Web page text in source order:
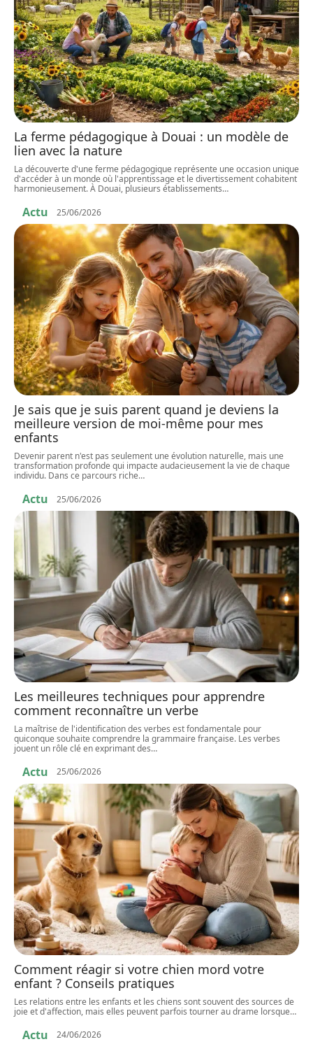
La ferme pédagogique à Douai : un modèle de
lien avec la nature
La découverte d'une ferme pédagogique représente une occasion unique
d'accéder à un monde où l'apprentissage et le divertissement cohabitent
harmonieusement. À Douai, plusieurs établissements…
Actu 25/06/2026
Je sais que je suis parent quand je deviens la
meilleure version de moi-même pour mes
enfants
Devenir parent n'est pas seulement une évolution naturelle, mais une
transformation profonde qui impacte audacieusement la vie de chaque
individu. Dans ce parcours riche…
Actu 25/06/2026
Les meilleures techniques pour apprendre
comment reconnaître un verbe
La maîtrise de l'identification des verbes est fondamentale pour
quiconque souhaite comprendre la grammaire française. Les verbes
jouent un rôle clé en exprimant des…
Actu 25/06/2026
Comment réagir si votre chien mord votre
enfant ? Conseils pratiques
Les relations entre les enfants et les chiens sont souvent des sources de
joie et d'affection, mais elles peuvent parfois tourner au drame lorsque…
Actu 24/06/2026